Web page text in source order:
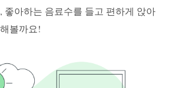
좋아하는 음료수를 들고 편하게 앉아
볼까요!